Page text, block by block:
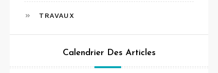
TRAVAUX
Calendrier Des Articles